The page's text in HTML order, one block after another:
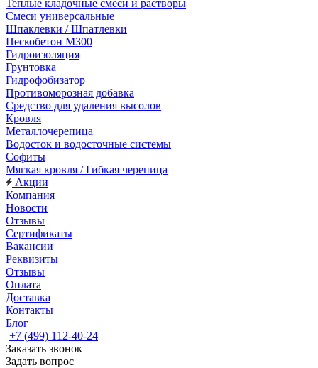
Теплые кладочные смеси и растворы
Смеси универсальные
Шпаклевки / Шпатлевки
Пескобетон М300
Гидроизоляция
Грунтовка
Гидрофобизатор
Противоморозная добавка
Средство для удаления высолов
Кровля
Металлочерепица
Водосток и водосточные системы
Софиты
Мягкая кровля / Гибкая черепица
Акции
Компания
Новости
Отзывы
Сертификаты
Вакансии
Реквизиты
Отзывы
Оплата
Доставка
Контакты
Блог
+7 (499) 112-40-24
Заказать звонок
Задать вопрос